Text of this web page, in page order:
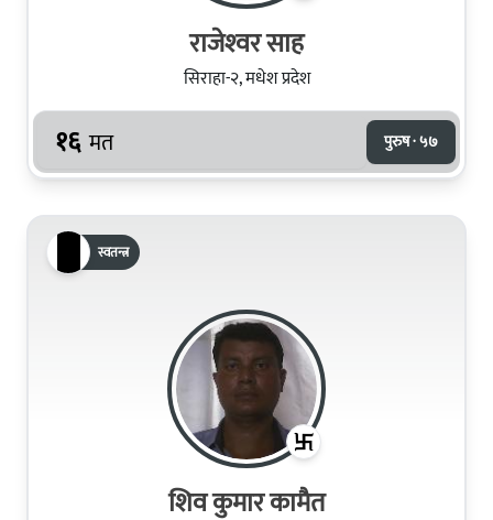
राजेश्‍वर साह
सिराहा-२, मधेश प्रदेश
१६ मत पुरुष · ५७
स्वतन्त्र
शिव कुमार कामैत